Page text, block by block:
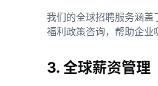
我们的全球招聘服务涵
福利政策咨询，帮助企业
3. 全球薪资管理